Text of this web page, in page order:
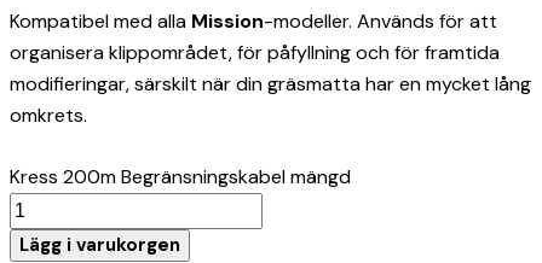
Kompatibel med alla Mission-modeller. Används för att
organisera klippområdet, för påfyllning och för framtida
modifieringar, särskilt när din gräsmatta har en mycket lång
omkrets.
Kress 200m Begränsningskabel mängd
Lägg i varukorgen